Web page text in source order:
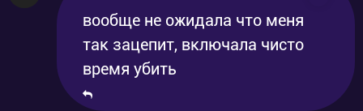
вообще не ожидала что меня
так зацепит, включала чисто
время убить